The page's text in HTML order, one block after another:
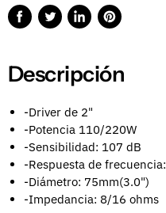
CompartirPublicarCompartirGuardar
Descripción
-Driver de 2"
-Potencia 110/220W
-Sensibilidad: 107 dB
-Respuesta de
-Diámetro: 75mm(3.0")
-Impedancia: 8/16 ohms